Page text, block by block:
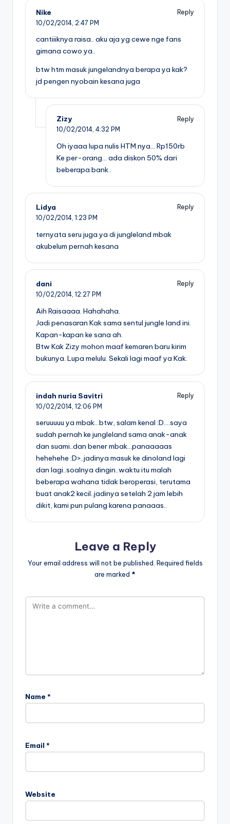
Nike
Reply
10/02/2014, 2:47 PM
cantiiiknya raisa.. aku aja yg cewe nge fans
gimana cowo ya..
btw htm masuk jungelandnya berapa ya kak?
jd pengen nyobain kesana juga
Zizy
Reply
10/02/2014, 4:32 PM
Oh iyaaa lupa nulis HTM nya… Rp150rb
Ke per-orang… ada diskon 50% dari
beberapa bank..
Lidya
Reply
10/02/2014, 1:23 PM
ternyata seru juga ya di jungleland mbak
akubelum pernah kesana
dani
Reply
10/02/2014, 12:27 PM
Aih Raisaaaa. Hahahaha.
Jadi penasaran Kak sama sentul jungle land ini.
Kapan-kapan ke sana ah.
Btw Kak Zizy mohon maaf kemaren baru kirim
bukunya. Lupa melulu. Sekali lagi maaf ya Kak.
indah nuria Savitri
Reply
10/02/2014, 12:06 PM
seruuuuu ya mbak…btw, salam kenal :D….saya
sudah pernah ke jungleland sama anak-anak
dan suami..dan bener mbak…panaaaaas
hehehehe :D>..jadinya masuk ke dinoland lagi
dan lagi..soalnya dingin..waktu itu malah
beberapa wahana tidak beroperasi, terutama
buat anak2 kecil..jadinya setelah 2 jam lebih
dikit, kami pun pulang karena panaaas..
Leave a Reply
Your email address will not be published. Required fields
are marked *
Name *
Email *
Website